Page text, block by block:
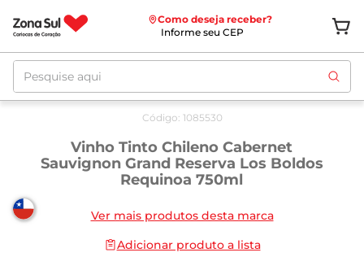
Como deseja receber?
Informe seu CEP
Pesquise aqui
Código: 1085530
Vinho Tinto Chileno Cabernet
Sauvignon Grand Reserva Los Boldos
Requinoa 750ml
Ver mais produtos desta marca
Adicionar produto a lista